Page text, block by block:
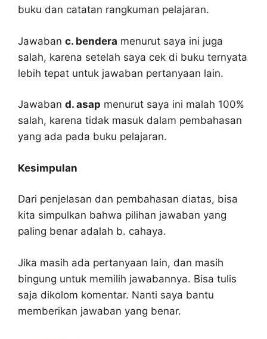
buku dan catatan rangkuman pelajaran.
Jawaban c. bendera menurut saya ini juga
salah, karena setelah saya cek di buku ternyata
lebih tepat untuk jawaban pertanyaan lain.
Jawaban d. asap menurut saya ini malah 100%
salah, karena tidak masuk dalam pembahasan
yang ada pada buku pelajaran.
Kesimpulan
Dari penjelasan dan pembahasan diatas, bisa
kita simpulkan bahwa pilihan jawaban yang
paling benar adalah b. cahaya.
Jika masih ada pertanyaan lain, dan masih
bingung untuk memilih jawabannya. Bisa tulis
saja dikolom komentar. Nanti saya bantu
memberikan jawaban yang benar.